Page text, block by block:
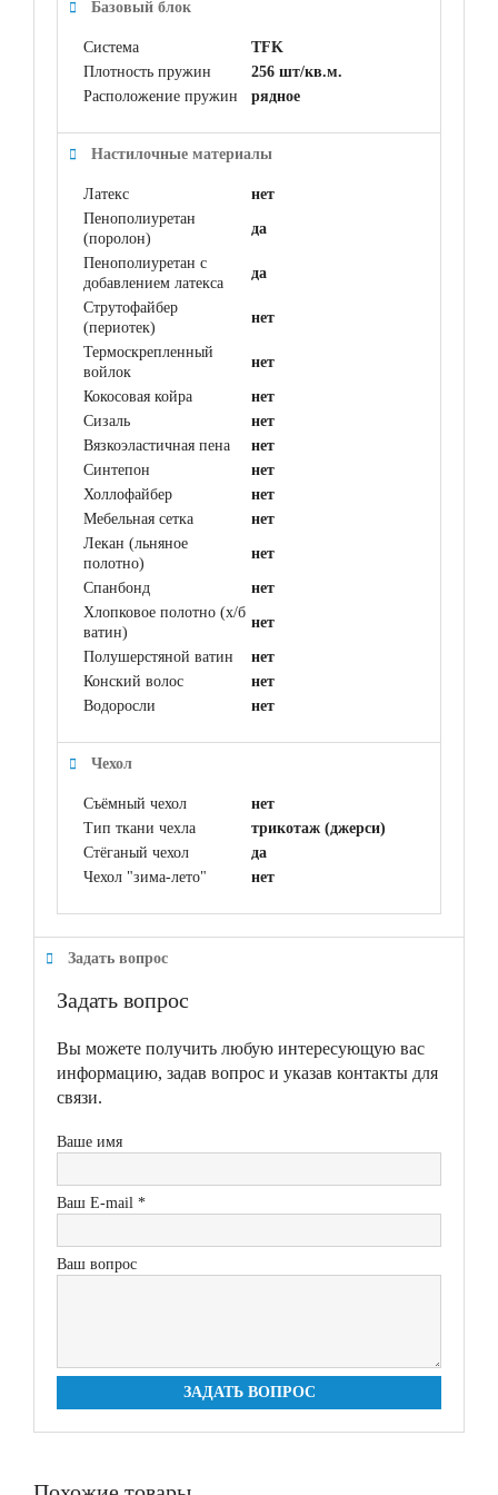
Базовый блок
Система
TFK
Плотность пружин
256 шт/кв.м.
Расположение пружин
рядное
Настилочные материалы
Латекс
нет
Пенополиуретан
(поролон)
да
Пенополиуретан с
добавлением латекса
да
Струтофайбер
(периотек)
нет
Термоскрепленный
войлок
нет
Кокосовая койра
нет
Сизаль
нет
Вязкоэластичная пена
нет
Синтепон
нет
Холлофайбер
нет
Мебельная сетка
нет
Лекан (льняное
полотно)
нет
Спанбонд
нет
Хлопковое полотно (х/б
ватин)
нет
Полушерстяной ватин
нет
Конский волос
нет
Водоросли
нет
Чехол
Съёмный чехол
нет
Тип ткани чехла
трикотаж (джерси)
Стёганый чехол
да
Чехол "зима-лето"
нет
Задать вопрос
Задать вопрос
Вы можете получить любую интересующую вас
информацию, задав вопрос и указав контакты для
связи.
Ваше имя
Ваш E-mail *
Ваш вопрос
ЗАДАТЬ ВОПРОС